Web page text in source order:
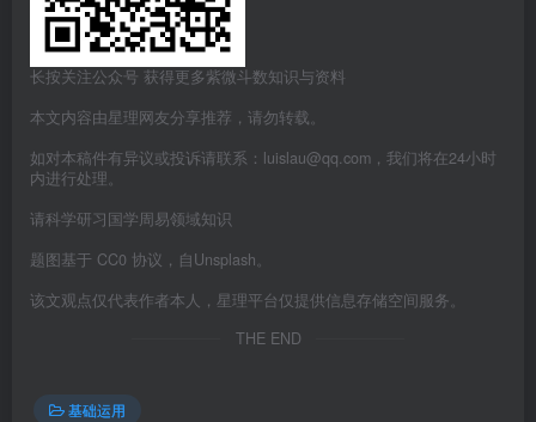
长按关注公众号 获得更多紫微斗数知识与资料
本文内容由星理网友分享推荐，请勿转载。
如对本稿件有异议或投诉请联系：luislau@qq.com，我们将在24小时
内进行处理。
请科学研习国学周易领域知识
题图基于 CC0 协议，自Unsplash。
该文观点仅代表作者本人，星理平台仅提供信息存储空间服务。
THE END
基础运用